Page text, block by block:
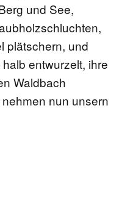
und See,
plätschern, und
entwurzelt, ihre
Waldbach
nun unsern